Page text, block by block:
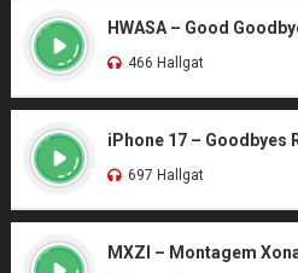
HWASA – Good
466 Hallgat
iPhone 17 – Goodbyes
697 Hallgat
MXZI – Montagem